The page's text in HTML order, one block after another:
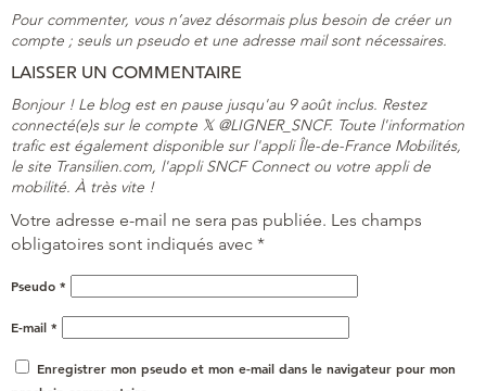
Pour commenter, vous n’avez désormais plus besoin de créer un
compte ; seuls un pseudo et une adresse mail sont nécessaires.
LAISSER UN COMMENTAIRE
Bonjour ! Le blog est en pause jusqu'au 9 août inclus. Restez
connecté(e)s sur le compte 𝕏 @LIGNER_SNCF. Toute l'information
trafic est également disponible sur l'appli Île-de-France Mobilités,
le site Transilien.com, l'appli SNCF Connect ou votre appli de
mobilité. À très vite !
Votre adresse e-mail ne sera pas publiée. Les champs
obligatoires sont indiqués avec *
Pseudo *
E-mail *
Enregistrer mon pseudo et mon e-mail dans le navigateur pour mon